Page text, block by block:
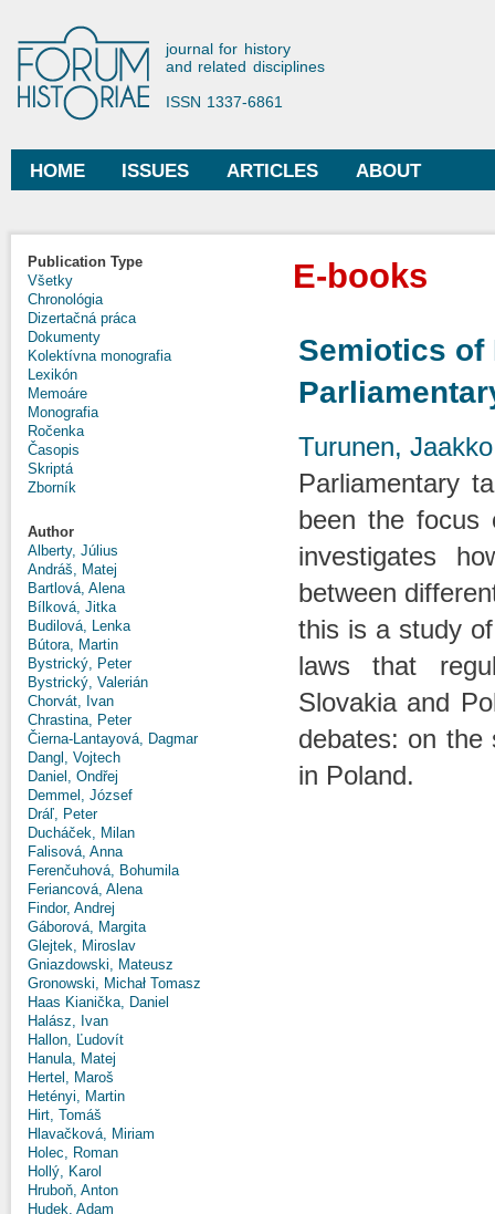
Forum Historiae
journal for history
and related disciplines
ISSN 1337-6861
Main menu
HOME ISSUES ARTICLES ABOUT
Publication Type
Všetky
Chronológia
Dizertačná práca
Dokumenty
Kolektívna monografia
Lexikón
Memoáre
Monografia
Ročenka
Časopis
Skriptá
Zborník
Author
Alberty, Július
Andráš, Matej
Bartlová, Alena
Bílková, Jitka
Budilová, Lenka
Bútora, Martin
Bystrický, Peter
Bystrický, Valerián
Chorvát, Ivan
Chrastina, Peter
Čierna-Lantayová, Dagmar
Dangl, Vojtech
Daniel, Ondřej
Demmel, József
Dráľ, Peter
Ducháček, Milan
Falisová, Anna
Ferenčuhová, Bohumila
Feriancová, Alena
Findor, Andrej
Gáborová, Margita
Glejtek, Miroslav
Gniazdowski, Mateusz
Gronowski, Michał Tomasz
Haas Kianička, Daniel
Halász, Ivan
Hallon, Ľudovít
Hanula, Matej
Hertel, Maroš
Hetényi, Martin
Hirt, Tomáš
Hlavačková, Miriam
Holec, Roman
Hollý, Karol
Hruboň, Anton
Hudek, Adam
E-books
Semiotics
Turunen, Jaakko
Parliamentary
been the focus
investigates
between
this is a study
laws that
Slovakia and
debates: on the
in Poland.